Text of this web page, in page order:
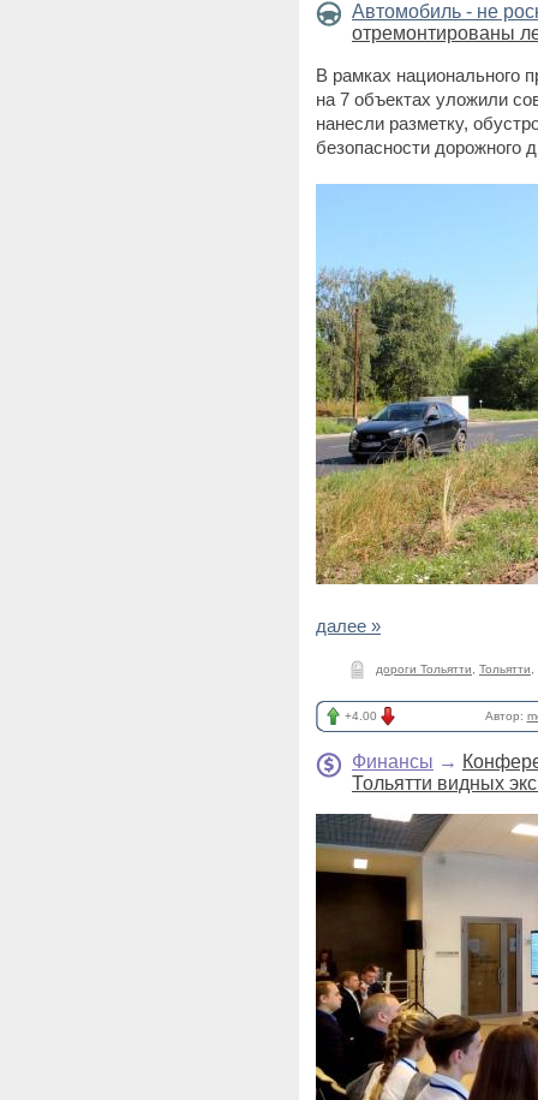
Автомобиль - не
отремонтированы
В рамках национального
на 7 объектах уложили
нанесли разметку,
безопасности дорожного
далее »
дороги Тольятти Тольятти
+4.00 Автор:
Финансы →
Тольятти видных